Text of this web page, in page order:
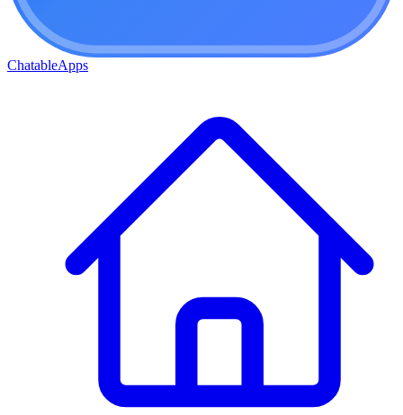
ChatableApps